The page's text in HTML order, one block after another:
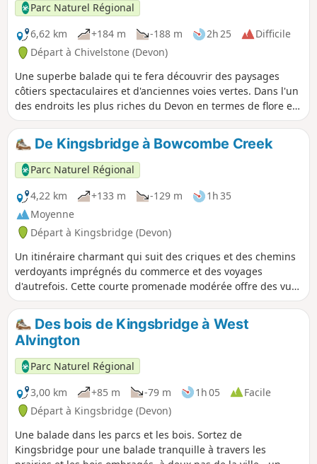
Parc Naturel Régional
6,62 km
+184 m -188 m 2h 25
Difficile
Départ à Chivelstone (Devon)
Une superbe balade qui te fera découvrir des paysages
côtiers spectaculaires et d'anciennes voies vertes. Dans l'un
des endroits les plus riches du Devon en termes de flore et
de faune.
De Kingsbridge à Bowcombe Creek
Parc Naturel Régional
4,22 km
+133 m -129 m
1h 35
Moyenne
Départ à Kingsbridge (Devon)
Un itinéraire charmant qui suit des criques et des chemins
verdoyants imprégnés du commerce et des voyages
d'autrefois. Cette courte promenade modérée offre des vues
imprenables sur l'estuaire où flottent les bateaux et la
charmante campagne du South Hams, sans oublier une
multitude d'oiseaux aquatiques et échassiers.
Des bois de Kingsbridge à West
Alvington
Parc Naturel Régional
3,00 km
+85 m -79 m 1h 05
Facile
Départ à Kingsbridge (Devon)
Une balade dans les parcs et les bois. Sortez de
Kingsbridge pour une balade tranquille à travers les